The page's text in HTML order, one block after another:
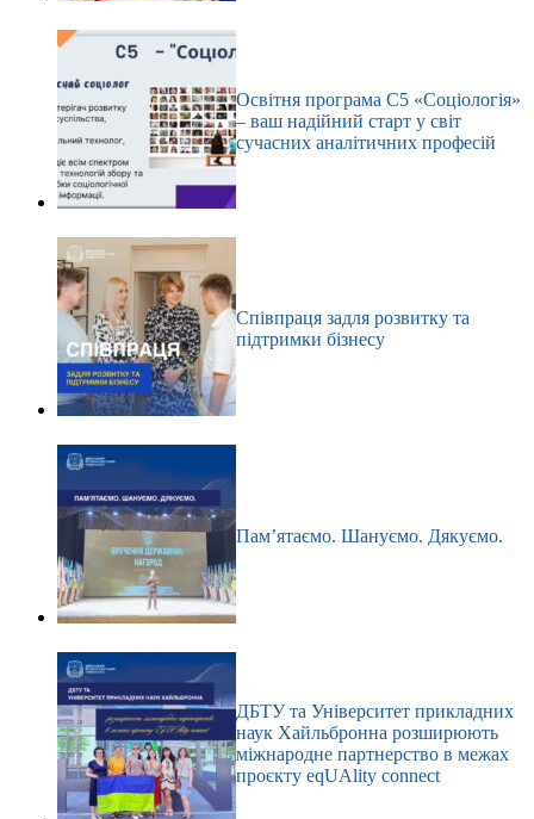
Освітня програма С5 «Соціологія»
– ваш надійний старт у світ
сучасних аналітичних професій
Співпраця задля розвитку та
підтримки бізнесу
Пам’ятаємо. Шануємо. Дякуємо.
ДБТУ та Університет прикладних
наук Хайльбронна розширюють
міжнародне партнерство в межах
проєкту eqUAlity connect